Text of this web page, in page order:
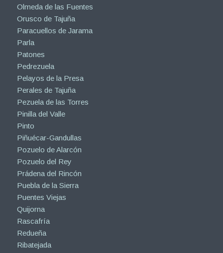
Olmeda de las Fuentes
Orusco de Tajuña
Paracuellos de Jarama
Parla
Patones
Pedrezuela
Pelayos de la Presa
Perales de Tajuña
Pezuela de las Torres
Pinilla del Valle
Pinto
Piñuécar-Gandullas
Pozuelo de Alarcón
Pozuelo del Rey
Prádena del Rincón
Puebla de la Sierra
Puentes Viejas
Quijorna
Rascafría
Redueña
Ribatejada